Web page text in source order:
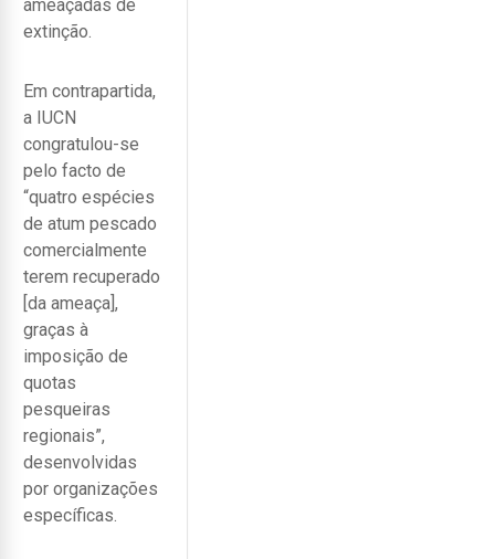
ameaçadas de
extinção.
Em contrapartida,
a IUCN
congratulou-se
pelo facto de
“quatro espécies
de atum pescado
comercialmente
terem recuperado
[da ameaça],
graças à
imposição de
quotas
pesqueiras
regionais”,
desenvolvidas
por organizações
específicas.